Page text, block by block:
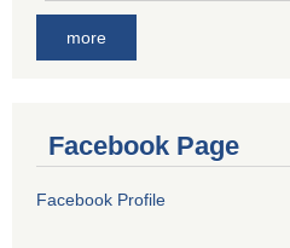
more
Facebook Page
Facebook Profile